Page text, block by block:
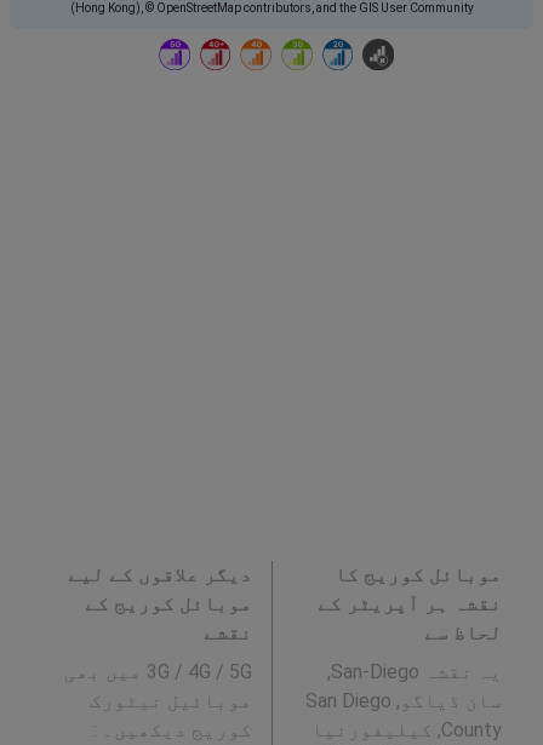
(Hong Kong), © OpenStreetMap contributors, and the GIS User Community
موبائل کوریج کا
نقشہ ہر آپریٹر کے
لحاظ سے
یہ نقشہ San-Diego,
سان ڈیاگو, San Diego
County, کیلیفورنیا
دیگر علاقوں کے لیے
موبائل کوریج کے
نقشے
3G / 4G / 5G میں بھی
موبائیل نیٹورک
کوریج دیکھیں۔ :